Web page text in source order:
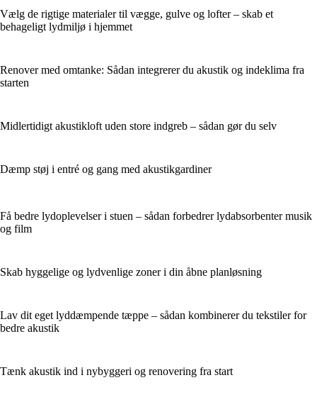
Vælg de rigtige materialer til vægge, gulve og lofter – skab et
behageligt lydmiljø i hjemmet
Renover med omtanke: Sådan integrerer du akustik og indeklima fra
starten
Midlertidigt akustikloft uden store indgreb – sådan gør du selv
Dæmp støj i entré og gang med akustikgardiner
Få bedre lydoplevelser i stuen – sådan forbedrer lydabsorbenter musik
og film
Skab hyggelige og lydvenlige zoner i din åbne planløsning
Lav dit eget lyddæmpende tæppe – sådan kombinerer du tekstiler for
bedre akustik
Tænk akustik ind i nybyggeri og renovering fra start